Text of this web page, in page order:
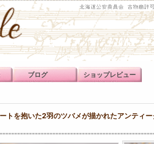
ブログ ショップレビュー
を抱いた2羽のツバメが描かれたアンティ